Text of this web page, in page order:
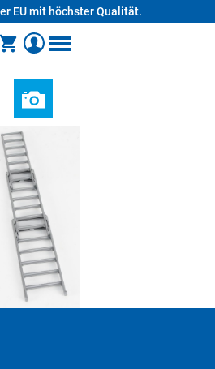
EU mit höchster Qualität.